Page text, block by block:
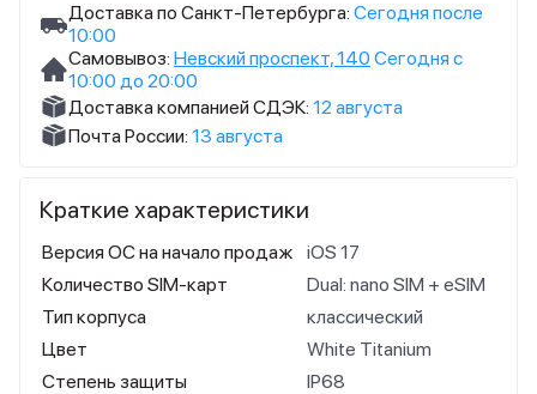
Доставка по Санкт-Петербурга: Сегодня после
10:00
Самовывоз: Невский проспект, 140 Сегодня с
10:00 до 20:00
Доставка компанией СДЭК: 12 августа
Почта России: 13 августа
Краткие характеристики
Версия ОС на начало продаж
iOS 17
Количество SIM-карт
Dual: nano SIM + eSIM
Тип корпуса
классический
Цвет
White Titanium
Степень защиты
IP68